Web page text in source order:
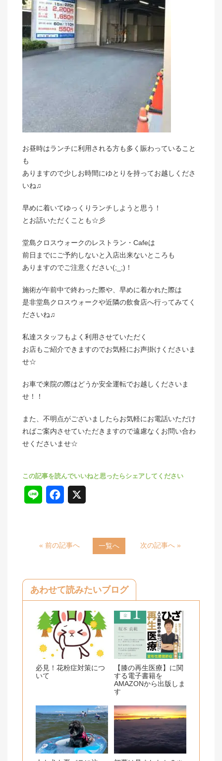
お昼時はランチに利用される方も多く賑わっていること
も
ありますので少しお時間にゆとりを持ってお越しくださ
いね♫
早めに着いてゆっくりランチしようと思う！
とお話いただくことも☆彡
堂島クロスウォークのレストラン・Cafeは
前日までにご予約しないと入店出来ないところも
ありますのでご注意ください(;_;)！
施術が午前中で終わった際や、早めに着かれた際は
是非堂島クロスウォークや近隣の飲食店へ行ってみてく
ださいね♫
私達スタッフもよく利用させていただく
お店もご紹介できますのでお気軽にお声掛けくださいま
せ☆
お車で来院の際はどうか安全運転でお越しくださいま
せ！！
また、不明点がございましたらお気軽にお電話いただけ
ればご案内させていただきますので遠慮なくお問い合わ
せくださいませ☆
e e
o
o
k
« 前の記事へ 一覧へ 次の記事へ »
あわせて読みたいブログ
必見！花粉症対策につ
いて
【膝の再生医療】に関
する電子書籍を
AMAZONから出版しま
す